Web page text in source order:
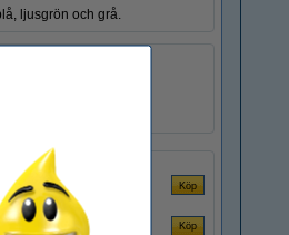
ljusgrön och grå.